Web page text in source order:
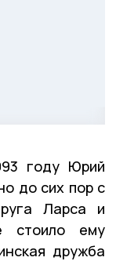
году Юрий
до сих пор с
Ларса и
стоило ему
дружба